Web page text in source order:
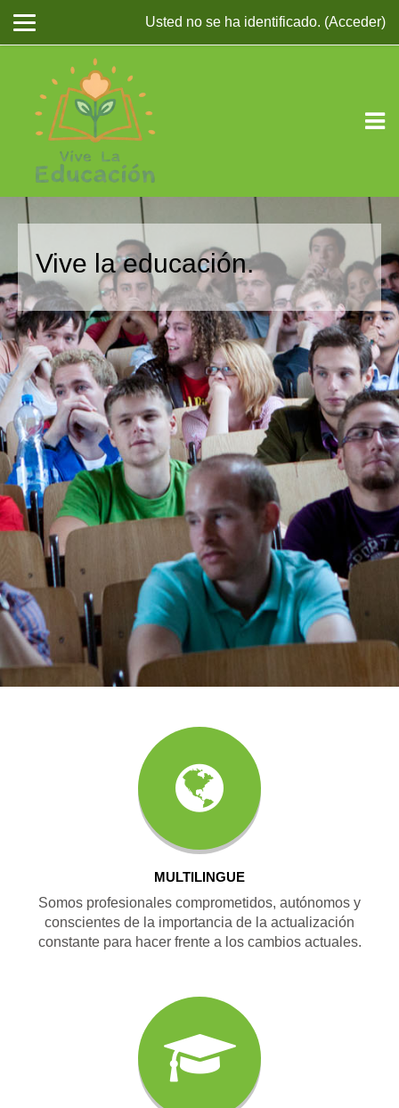
Salta al contenido principal
Usted no se ha identificado. (Acceder)
Vive la educación.
MULTILINGUE
Somos profesionales comprometidos, autónomos y
conscientes de la importancia de la actualización
constante para hacer frente a los cambios actuales.